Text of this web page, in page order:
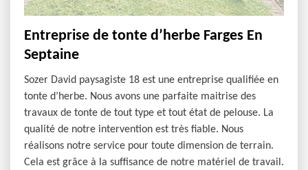
Entreprise de tonte d’herbe Farges En
Septaine
Sozer David paysagiste 18 est une entreprise qualifiée en
tonte d’herbe. Nous avons une parfaite maitrise des
travaux de tonte de tout type et tout état de pelouse. La
qualité de notre intervention est très fiable. Nous
réalisons notre service pour toute dimension de terrain.
Cela est grâce à la suffisance de notre matériel de travail.